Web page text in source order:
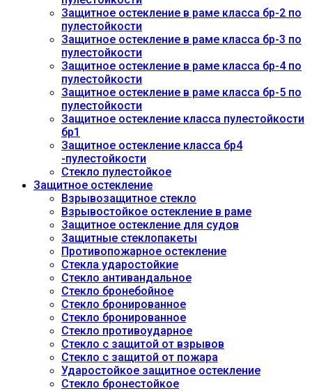
Защитное остекление в раме класса бр-2 по
пулестойкости
Защитное остекление в раме класса бр-3 по
пулестойкости
Защитное остекление в раме класса бр-4 по
пулестойкости
Защитное остекление в раме класса бр-5 по
пулестойкости
Защитное остекление класса пулестойкости
бр1
Защитное остекление класса бр4
-пулестойкости
Стекло пулестойкое
Защитное остекление
Взрывозащитное стекло
Взрывостойкое остекление в раме
Защитное остекление для судов
Защитные стеклопакеты
Противопожарное остекление
Стекла ударостойкие
Стекло антивандальное
Стекло бронебойное
Стекло бронированное
Стекло бронированное
Стекло противоударное
Стекло с защитой от взрывов
Стекло с защитой от пожара
Ударостойкое защитное остекление
Стекло бронестойкое